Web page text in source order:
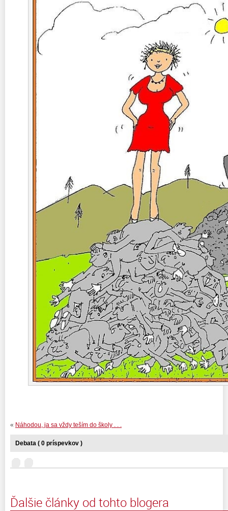
« Náhodou, ja sa vždy teším do školy . . .
Debata ( 0 príspevkov )
Ďalšie články od tohto blogera